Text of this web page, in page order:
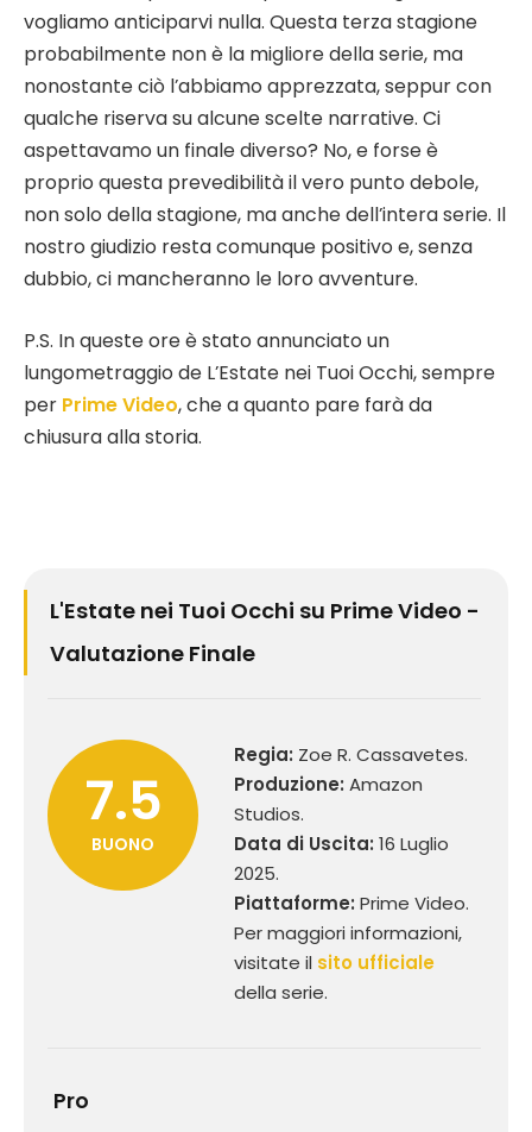
vogliamo anticiparvi nulla. Questa terza stagione
probabilmente non è la migliore della serie, ma
nonostante ciò l’abbiamo apprezzata, seppur con
qualche riserva su alcune scelte narrative. Ci
aspettavamo un finale diverso? No, e forse è
proprio questa prevedibilità il vero punto debole,
non solo della stagione, ma anche dell’intera serie. Il
nostro giudizio resta comunque positivo e, senza
dubbio, ci mancheranno le loro avventure.
P.S. In queste ore è stato annunciato un
lungometraggio de L’Estate nei Tuoi Occhi, sempre
per Prime Video, che a quanto pare farà da
chiusura alla storia.
L'Estate nei Tuoi Occhi su Prime Video -
Valutazione Finale
7.5
BUONO
Regia: Zoe R. Cassavetes.
Produzione: Amazon
Studios.
Data di Uscita: 16 Luglio
2025.
Piattaforme: Prime Video.
Per maggiori informazioni,
visitate il sito ufficiale
della serie.
Pro